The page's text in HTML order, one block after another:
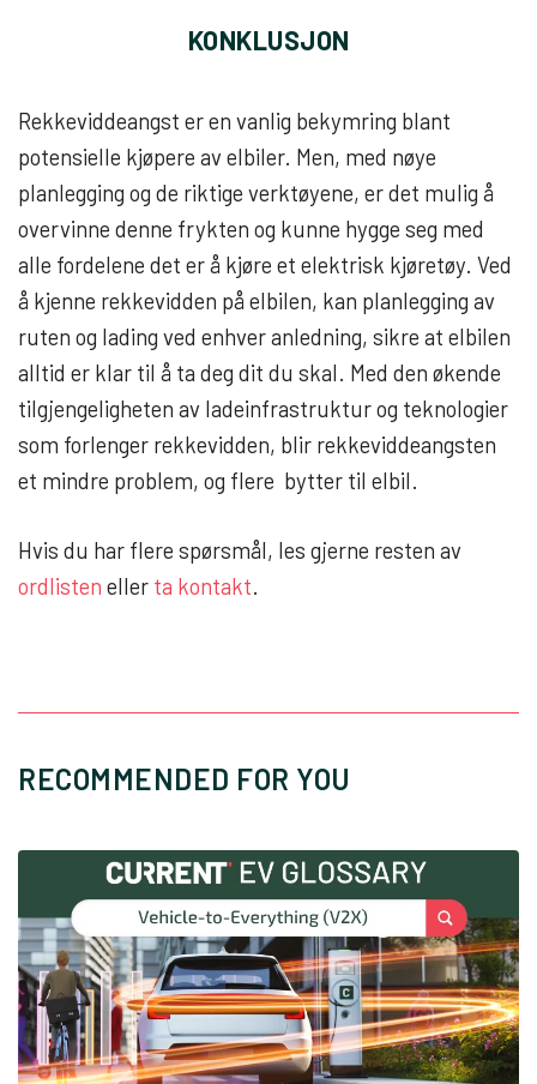
KONKLUSJON
Rekkeviddeangst er en vanlig bekymring blant
potensielle kjøpere av elbiler. Men, med nøye
planlegging og de riktige verktøyene, er det mulig å
overvinne denne frykten og kunne hygge seg med
alle fordelene det er å kjøre et elektrisk kjøretøy. Ved
å kjenne rekkevidden på elbilen, kan planlegging av
ruten og lading ved enhver anledning, sikre at elbilen
alltid er klar til å ta deg dit du skal. Med den økende
tilgjengeligheten av ladeinfrastruktur og teknologier
som forlenger rekkevidden, blir rekkeviddeangsten
et mindre problem, og flere bytter til elbil.
Hvis du har flere spørsmål, les gjerne resten av
ordlisten eller ta kontakt.
RECOMMENDED FOR YOU